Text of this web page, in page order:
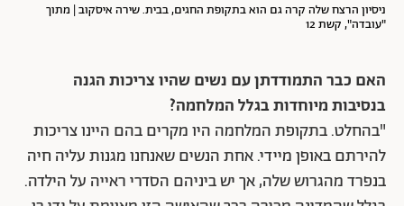
ניסיון הרצח שלה קרה גם הוא בתקופת החגים, בבית. שירה איסקוב | מתוך
"עובדה", קשת 12
האם כבר התמודדתן עם נשים שהיו צריכות הגנה
בנסיבות מיוחדות בגלל המלחמה?
"בהחלט. בתקופת המלחמה היו מקרים בהם היינו צריכות
להירתם באופן מיידי. אחת הנשים שאנחנו מגנות עליה חיה
בנפרד מהגרוש שלה, אך יש ביניהם הסדרי ראייה על הילדה.